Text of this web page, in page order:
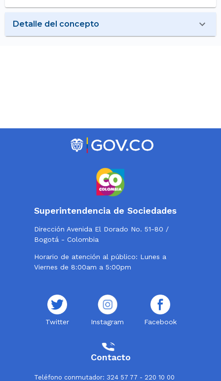
Detalle del concepto
Superintendencia de Sociedades
Dirección Avenida El Dorado No. 51-80 /
Bogotá - Colombia
Horario de atención al público: Lunes a
Viernes de 8:00am a 5:00pm
Twitter Instagram Facebook
Contacto
Teléfono conmutador: 324 57 77 - 220 10 00